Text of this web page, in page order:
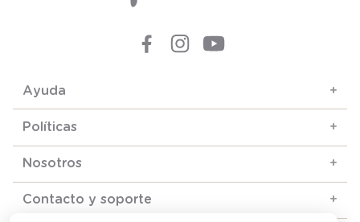
Ayuda +
Políticas +
Nosotros +
Contacto y soporte +